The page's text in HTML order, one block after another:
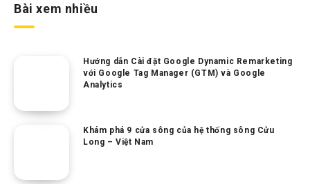
Bài xem nhiều
Hướng dẫn Cài đặt Google Dynamic Remarketing
với Google Tag Manager (GTM) và Google
Analytics
Khám phá 9 cửa sông của hệ thống sông Cửu
Long – Việt Nam